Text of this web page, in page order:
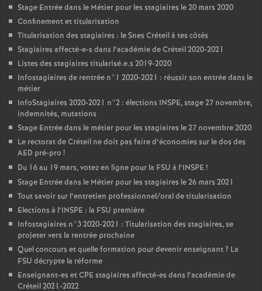
Stage Entrée dans le Métier pour les stagiaires le 20 mars 2020
Confinement et titularisation
Titularisation des stagiaires : le Snes Créteil à tes côtés
Stagiaires affecté-e-s dans l’académie de Créteil 2020-2021
Listes des stagiaires titularisé.e.s 2019-2020
Infostagiaires de rentrée n°1 2020-2021 : réussir son entrée dans le
métier
InfoStagiaires 2020-2021 n°2 : élections INSPE, stage 27 novembre,
indemnités, mutations
Stage Entrée dans le métier pour les stagiaires le 27 novembre 2020
Le rectorat de Créteil ne doit pas faire d’économies sur le dos des
AED pré-pro !
Du 16 au 19 mars, votez en ligne pour la FSU à l’INSPE !
Stage Entrée dans le Métier pour les stagiaires le 26 mars 2021
Tout savoir sur l’entretien professionnel/oral de titularisation
Elections à l’INSPE : la FSU première
Infostagiaires n°3 2020-2021 : Titularisation des stagiaires, se
projeter vers la rentrée prochaine
Quel concours et quelle formation pour devenir enseignant? La
FSU décrypte la réforme
Enseignant-es etCPE stagiaires affecté-es dans l’académie de
Créteil 2021-2022